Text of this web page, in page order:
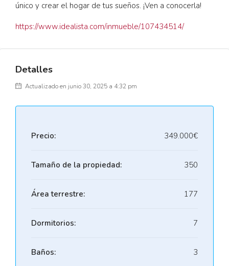
único y crear el hogar de tus sueños. ¡Ven a conocerla!
https://www.idealista.com/inmueble/107434514/
Detalles
Actualizado en junio 30, 2025 a 4:32 pm
Precio: 349.000€
Tamaño de la propiedad: 350
Área terrestre: 177
Dormitorios: 7
Baños: 3